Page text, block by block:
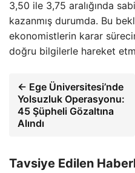
3,50 ile 3,75 aralığında
kazanmış durumda. Bu
ekonomistlerin karar
doğru bilgilerle hareket
← Ege Üniversitesi’nde
Yolsuzluk Operasyonu:
45 Şüpheli Gözaltına
Alındı
Tavsiye Edilen